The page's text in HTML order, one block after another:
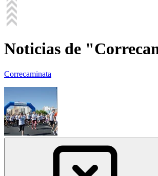
Noticias de
Correcaminata